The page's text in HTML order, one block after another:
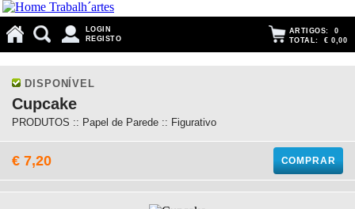
LOGIN
REGISTO
ARTIGOS: 0
TOTAL: € 0,00
DISPONÍVEL
Cupcake
PRODUTOS :: Papel de Parede :: Figurativo
€ 7,20 COMPRAR